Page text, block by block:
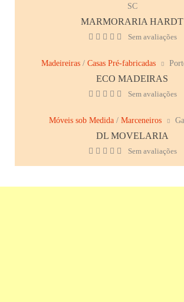
SC
MARMORARIA HARDT
Sem avaliações
Madeireiras / Casas Pré-fabricadas
ECO MADEIRAS
Sem avaliações
Móveis sob Medida/ Marceneiros
DL MOVELARIA
Sem avaliações